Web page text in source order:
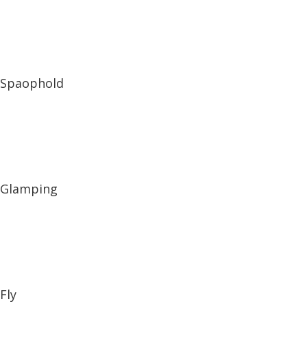
Spaophold
Glamping
Fly